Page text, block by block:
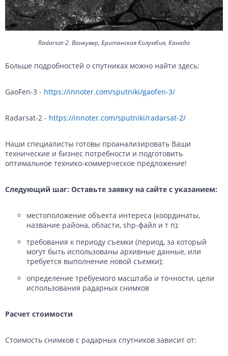
Radarsat-2. Ванкувер, Британская Колумбия, Канада
Больше подробностей о спутниках можно найти здесь:
GaoFen-3 - https://innoter.com/sputniki/gaofen-3/
Radarsat-2 - https://innoter.com/sputniki/radarsat-2/
Наши специалисты готовы проанализировать Ваши
технические и бизнес потребности и подготовить
оптимальное технико-коммерческое предложение!
Следующий шаг: Оставьте заявку на сайте с указанием:
местоположение объекта интереса (координаты,
название района, области, shp-файл и т п);
требования к периоду съемки (период, за который
могут быть использованы архивные данные, или
требуется выполнение новой съемки);
определение требуемого масштаба и точности, цели
использования радарных снимков
Расчет стоимости
Стоимость снимков с радарных спутников зависит от: